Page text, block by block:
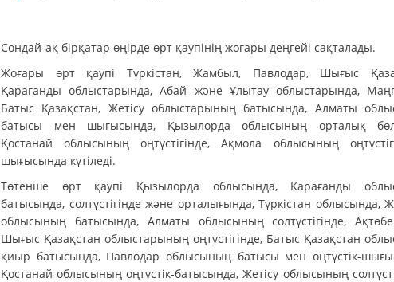
Сондай-ақ бірқатар өңірде өрт қаупінің жоғары деңгейі сақталады.
Жоғары өрт қаупі Түркістан, Жамбыл, Павлодар, Шығыс
Қарағанды облыстарында, Абай және Ұлытау облыстарында,
Батыс Қазақстан, Жетісу облыстарының батысында, Алматы
батысы мен шығысында, Қызылорда облысының орталық
Қостанай облысының оңтүстігінде, Ақмола облысының
шығысында күтіледі.
Төтенше өрт қаупі Қызылорда облысында, Қарағанды
батысында, солтүстігінде және орталығында, Түркістан облысында,
облысының батысында, Алматы облысының солтүстігінде,
Шығыс Қазақстан облыстарының оңтүстігінде, Батыс Қазақстан
қиыр батысында, Павлодар облысының батысы мен оңтүстік-
Қостанай облысының оңтүстік-батысында, Жетісу облысының